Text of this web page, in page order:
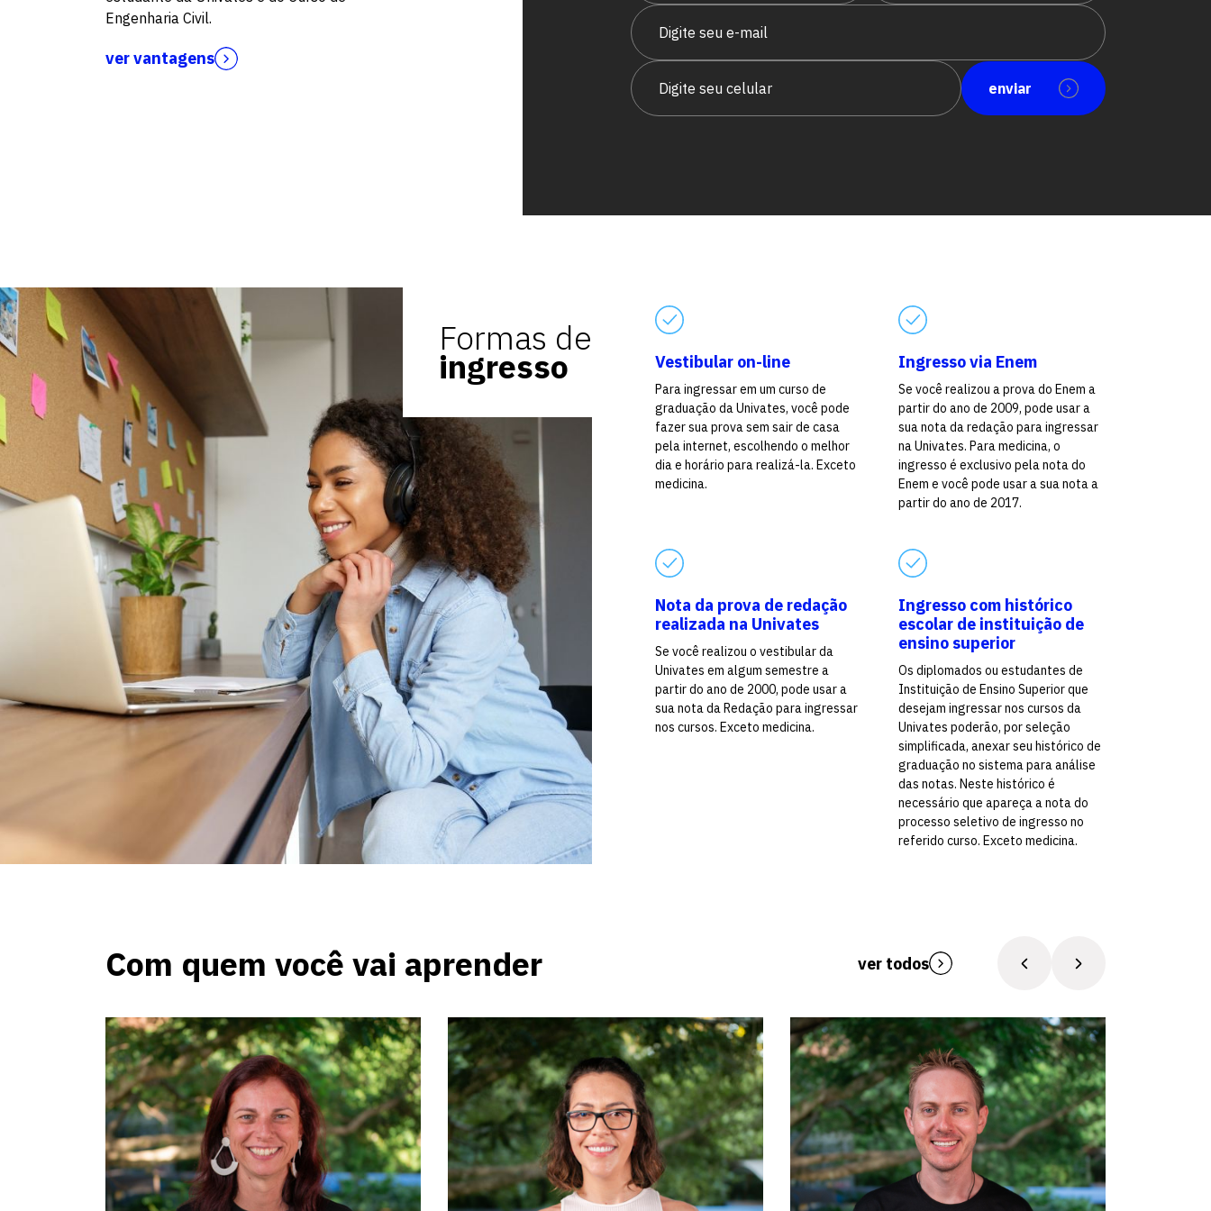
Engenharia Civil.
ver vantagens
enviar
Formas de
ingresso Vestibular on-line
Para ingressar em um curso de
graduação da Univates, você pode
fazer sua prova sem sair de casa
pela internet, escolhendo o melhor
dia e horário para realizá-la. Exceto
medicina.
Ingresso via Enem
Se você realizou a prova do Enem a
partir do ano de 2009, pode usar a
sua nota da redação para ingressar
na Univates. Para medicina, o
ingresso é exclusivo pela nota do
Enem e você pode usar a sua nota a
partir do ano de 2017.
Nota da prova de redação
realizada na Univates
Se você realizou o vestibular da
Univates em algum semestre a
partir do ano de 2000, pode usar a
sua nota da Redação para ingressar
nos cursos. Exceto medicina.
Ingresso com histórico
escolar de instituição de
ensino superior
Os diplomados ou estudantes de
Instituição de Ensino Superior que
desejam ingressar nos cursos da
Univates poderão, por seleção
simplificada, anexar seu histórico de
graduação no sistema para análise
das notas. Neste histórico é
necessário que apareça a nota do
processo seletivo de ingresso no
referido curso. Exceto medicina.
Com quem você vai aprender ver todos
vagas a partir do 2º ano de curso